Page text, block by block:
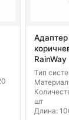
кронштейна
RainWay
Тип
шт
Длина: